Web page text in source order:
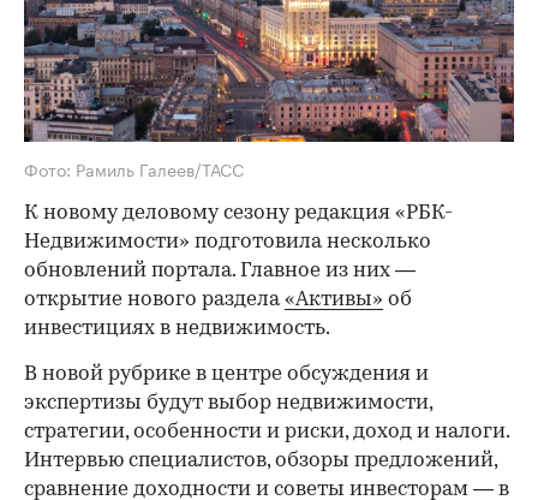
Фото: Рамиль Галеев/ТАСС
К новому деловому сезону редакция «РБК-
Недвижимости» подготовила несколько
обновлений портала. Главное из них —
открытие нового раздела«Активы» об
инвестициях в недвижимость.
В новой рубрике в центре обсуждения и
экспертизы будут выбор недвижимости,
стратегии, особенности и риски, доход и налоги.
Интервью специалистов, обзоры предложений,
сравнение доходности и советы инвесторам — в